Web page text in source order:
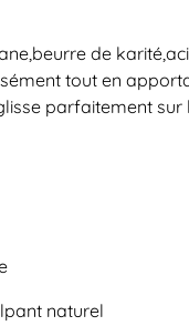
,beurre de karité,
tout en
parfaitement sur
naturel